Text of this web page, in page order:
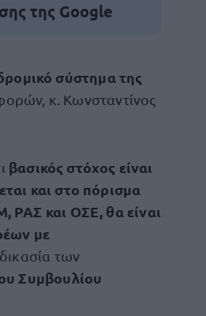
της Google
σύστημα της
κ. Κωνσταντίνος
βασικός στόχος είναι
και στο πόρισμα
και ΟΣΕ, θα είναι
με
των
Συμβουλίου